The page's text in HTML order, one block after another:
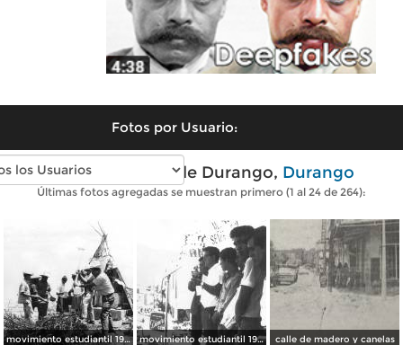
Fotos por Usuario:
Fotos antiguas de Durango, Durango
Últimas fotos agregadas se muestran primero (1 al 24 de 264):
movimiento estudiantil 1966 movimiento estudiantil 1966 calle de madero y canelas